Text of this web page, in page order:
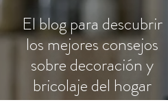
El blog para descubrir
los mejores consejos
sobre decoración y
bricolaje del hogar